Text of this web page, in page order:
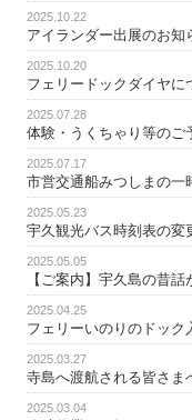
2025.10.22
アイランダー出展のお知
2025.10.20
フェリードックダイヤに
2025.07.28
体験・うくちゃり等のご
2025.07.17
市営交通船みつしまの一
2025.05.23
宇久観光バス時刻表の変
2025.05.05
【ご案内】宇久島の昔話
2025.04.25
フェリーいのりのドック
2025.03.27
寺島へ渡航される皆さま
2025.03.04